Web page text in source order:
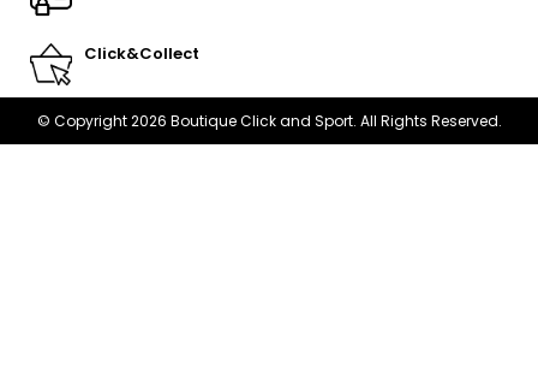
Click&Collect
© Copyright 2026 Boutique Click and Sport. All Rights Reserved.